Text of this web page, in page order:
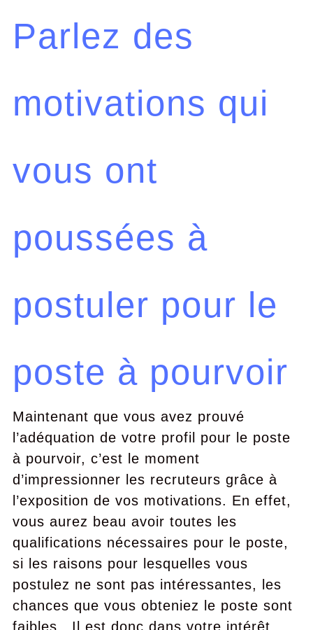
Parlez des
motivations qui
vous ont
poussées à
postuler pour le
poste à pourvoir
Maintenant que vous avez prouvé
l’adéquation de votre profil pour le poste
à pourvoir, c’est le moment
d’impressionner les recruteurs grâce à
l’exposition de vos motivations. En effet,
vous aurez beau avoir toutes les
qualifications nécessaires pour le poste,
si les raisons pour lesquelles vous
postulez ne sont pas intéressantes, les
chances que vous obteniez le poste sont
faibles. Il est donc dans votre intérêt